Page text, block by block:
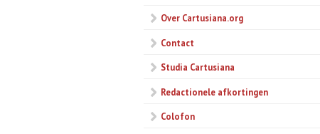
Over Cartusiana.org
Contact
Studia Cartusiana
Redactionele afkortingen
Colofon